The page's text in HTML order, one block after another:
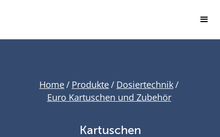
Home/ Produkte/ Dosiertechnik/
Euro Kartuschen und Zubehör
Kartuschen